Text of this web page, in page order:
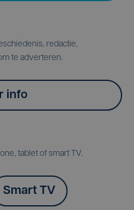
redactie,
te adverteren.
info
tablet of smart TV.
Smart TV